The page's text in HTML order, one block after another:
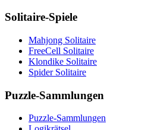
Solitaire-Spiele
Mahjong Solitaire
FreeCell Solitaire
Klondike Solitaire
Spider Solitaire
Puzzle-Sammlungen
Puzzle-Sammlungen